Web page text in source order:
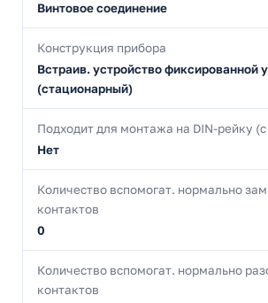
Винтовое соединение
Конструкция прибора
Встраив. устройство фиксированной
(стационарный)
Подходит для монтажа на DIN-рейку
Нет
Количество вспомогат. нормально
контактов
0
Количество вспомогат. нормально
контактов